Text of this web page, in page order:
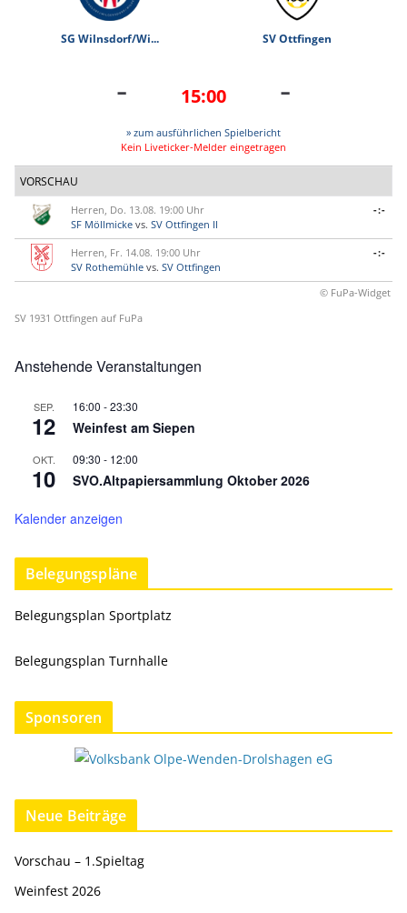
SG Wilnsdorf/Wi... SV Ottfingen
- 15:00 -
» zum ausführlichen Spielbericht
Kein Liveticker-Melder eingetragen
VORSCHAU
Herren, Do. 13.08. 19:00 Uhr
SF Möllmicke vs. SV Ottfingen II
-:-
Herren, Fr. 14.08. 19:00 Uhr
SV Rothemühle vs. SV Ottfingen
-:-
© FuPa-Widget
SV 1931 Ottfingen auf FuPa
Anstehende Veranstaltungen
SEP.
12
16:00 -23:30
Weinfest am Siepen
OKT.
10
09:30 - 12:00
SVO.Altpapiersammlung Oktober 2026
Kalender anzeigen
Belegungspläne
Belegungsplan Sportplatz
Belegungsplan Turnhalle
Sponsoren
Neue Beiträge
Vorschau – 1.Spieltag
Weinfest 2026